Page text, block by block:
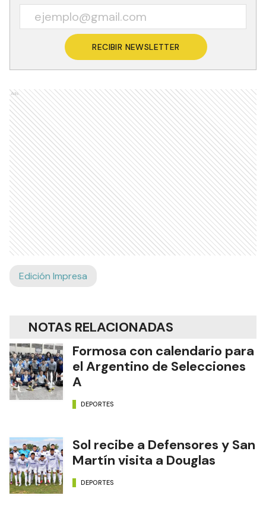
RECIBIR NEWSLETTER
Ads
Edición Impresa
NOTAS RELACIONADAS
Formosa con calendario para
el Argentino de Selecciones
A
DEPORTES
Sol recibe a Defensores y San
Martín visita a Douglas
DEPORTES